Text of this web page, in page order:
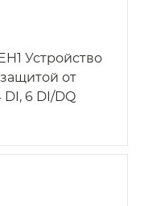
Устройство
от
DI, 6 DI/DQ